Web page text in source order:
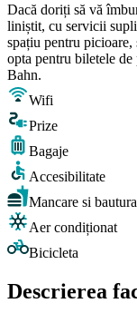
Dacă doriți să vă
liniștit, cu servicii
spațiu pentru
opta pentru biletele
Bahn.
Wifi
Prize
Bagaje
Accesibilitate
Mancare si bautura
Aer condiționat
Bicicleta
Descrierea